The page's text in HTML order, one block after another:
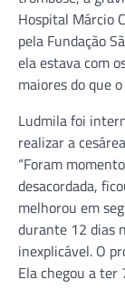
Hospital Márcio
pela Fundação
ela estava com
maiores do que
Ludmila foi
realizar a
“Foram
desacordada,
melhorou em
durante 12 dias
inexplicável. O
Ela chegou a ter